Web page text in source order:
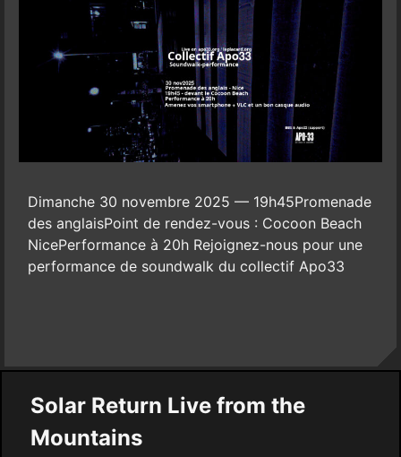
Dimanche 30 novembre 2025 — 19h45Promenade
des anglaisPoint de rendez-vous : Cocoon Beach
NicePerformance à 20h Rejoignez-nous pour une
performance de soundwalk du collectif Apo33
Solar Return Live from the
Mountains